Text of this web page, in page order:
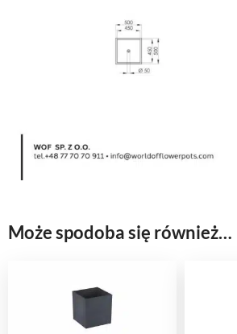
Może spodoba się również…